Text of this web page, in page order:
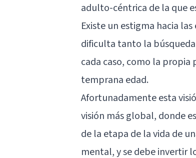
adulto-céntrica de la que
Existe un estigma hacia
dificulta tanto la búsqueda
cada caso, como la
temprana edad.
Afortunadamente esta
visión más global, donde
de la etapa de la vida de
mental, y se debe invertir